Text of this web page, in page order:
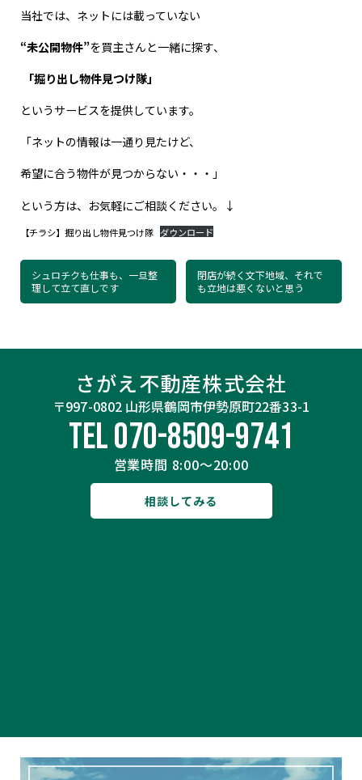
当社では、ネットには載っていない
“未公開物件”を買主さんと一緒に探す、
「掘り出し物件見つけ隊」
というサービスを提供しています。
「ネットの情報は一通り見たけど、
希望に合う物件が見つからない・・・」
という方は、お気軽にご相談ください。↓
【チラシ】掘り出し物件見つけ隊 ダウンロード
シュロチクも仕事も、一旦整
理して立て直しです
閉店が続く文下地域、それで
も立地は悪くないと思う
さがえ不動産株式会社
〒997-0802 山形県鶴岡市伊勢原町22番33-1
TEL 070-8509-9741
営業時間 8:00～20:00
相談してみる